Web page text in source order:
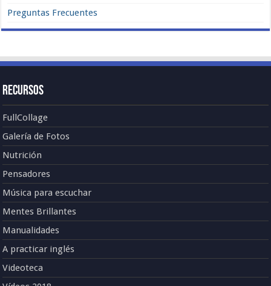
Preguntas Frecuentes
Recursos
FullCollage
Galería de Fotos
Nutrición
Pensadores
Música para escuchar
Mentes Brillantes
Manualidades
A practicar inglés
Videoteca